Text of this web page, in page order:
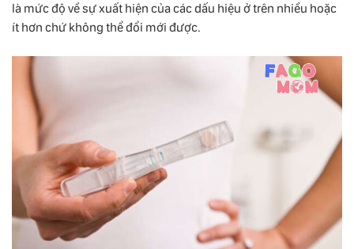
là mức độ về sự xuất hiện của các dấu hiệu ở trên nhiều hoặc
ít hơn chứ không thể đổi mới được.